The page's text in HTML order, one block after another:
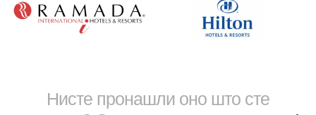
Нисте пронашли оно што сте